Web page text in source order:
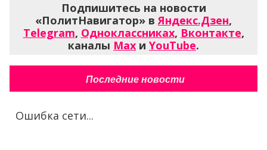
Подпишитесь на новости
«ПолитНавигатор» вЯндекс.Дзен,
Telegram, Одноклассниках, Вконтакте,
каналы Max и YouTube.
Последние новости
Ошибка сети...